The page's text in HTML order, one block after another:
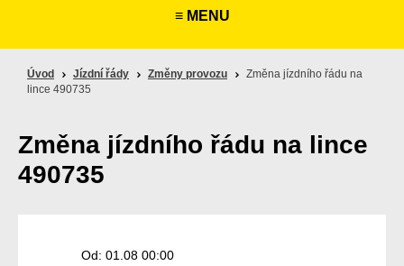
≡ MENU
Úvod Jízdní řády Změny provozu
Změna jízdního řádu na
lince 490735
Změna jízdního řádu na lince
490735
Od: 01.08 00:00